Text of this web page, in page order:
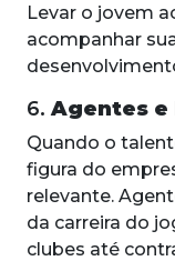
Levar o jovem
acompanhar
6.Agentes e
Quando o
figura do
relevante.
da carreira do
clubes até